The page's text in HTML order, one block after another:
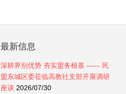
最新信息
深耕界别优势 夯实盟务根基 —— 民
盟东城区委莅临高教社支部开展调研
座谈 2026/07/30